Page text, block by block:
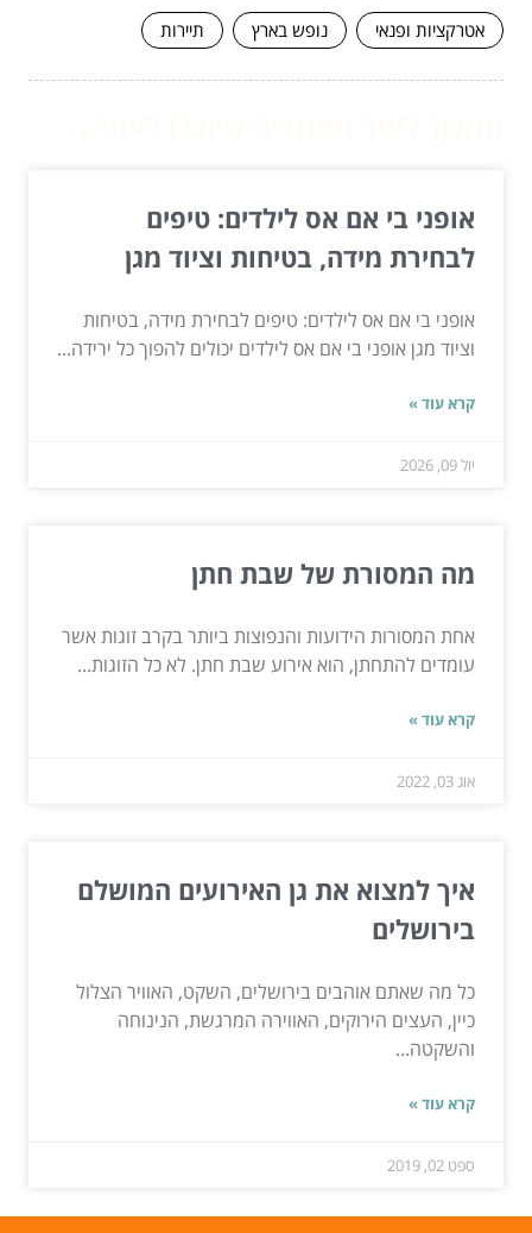
אטרקציות ופנאי נופש בארץ תיירות
אופני בי אם אס לילדים: טיפים
לבחירת מידה, בטיחות וציוד מגן
אופני בי אם אס לילדים: טיפים לבחירת מידה, בטיחות
וציוד מגן אופני בי אם אס לילדים יכולים להפוך כל ירידה...
קרא עוד »
יול 09, 2026
מה המסורת של שבת חתן
אחת המסורות הידועות והנפוצות ביותר בקרב זוגות אשר
עומדים להתחתן, הוא אירוע שבת חתן. לא כל הזוגות...
קרא עוד »
אוג 03, 2022
איך למצוא את גן האירועים המושלם
בירושלים
כל מה שאתם אוהבים בירושלים, השקט, האוויר הצלול
כיין, העצים הירוקים, האווירה המרגשת, הנינוחה
והשקטה...
קרא עוד »
ספט 02, 2019